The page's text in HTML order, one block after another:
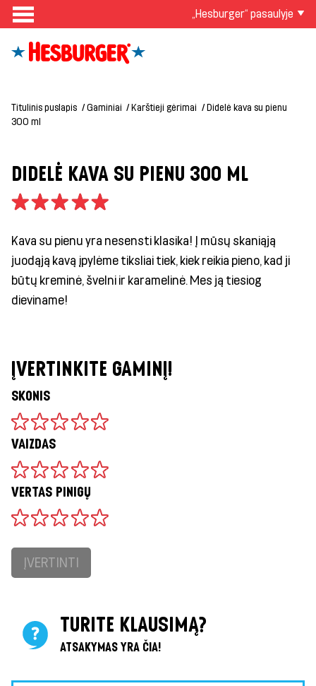
„Hesburger“ pasaulyje
Titulinis puslapis Gaminiai Karštieji gėrimai
Didelė kava su pienu
300 ml
DIDELĖ KAVA SU PIENU 300 ML
Kava su pienu yra nesensti klasika! Į mūsų skaniąją
juodąją kavą įpylėme tiksliai tiek, kiek reikia pieno, kad ji
būtų kreminė, švelni ir karamelinė. Mes ją tiesiog
dieviname!
ĮVERTINKITE GAMINĮ!
SKONIS
VAIZDAS
VERTAS PINIGŲ
ĮVERTINTI
TURITE KLAUSIMĄ?
ATSAKYMAS YRA ČIA!